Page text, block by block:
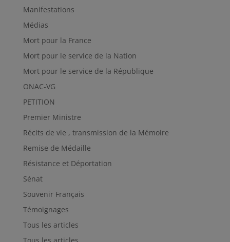
Manifestations
Médias
Mort pour la France
Mort pour le service de la Nation
Mort pour le service de la République
ONAC-VG
PETITION
Premier Ministre
Récits de vie , transmission de la Mémoire
Remise de Médaille
Résistance et Déportation
Sénat
Souvenir Français
Témoignages
Tous les articles